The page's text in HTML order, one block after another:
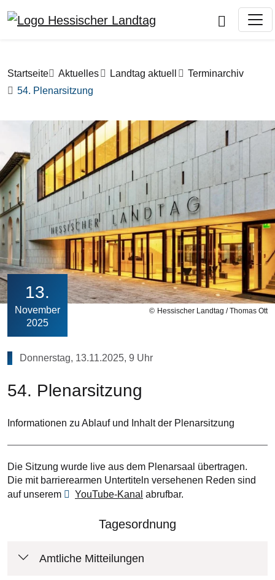
Pfadnavigation
Startseite Aktuelles Landtag aktuell
Terminarchiv
54. Plenarsitzung
Bilddatei
Hessischer Landtag / Thomas Ott
13
November
2025
Donnerstag, 13.11.2025, 9 Uhr
54. Plenarsitzung
Informationen zu Ablauf und Inhalt der Plenarsitzung
Die Sitzung wurde live aus dem Plenarsaal übertragen.
Die mit barrierearmen Untertiteln versehenen Reden sind
auf unserem
YouTube-Kanal abrufbar.
Tagesordnung
Amtliche Mitteilungen